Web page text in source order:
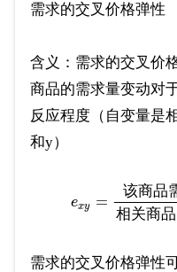
需求的交叉价格弹性
含义：需求的交叉价
商品的需求量变动对
反应程度（自变量是
和y）
exy =
该商品
相关商品
需求的交叉价格弹性